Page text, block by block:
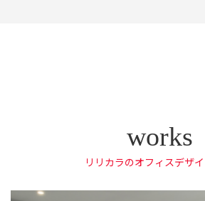
リリカラのオフィスデザ